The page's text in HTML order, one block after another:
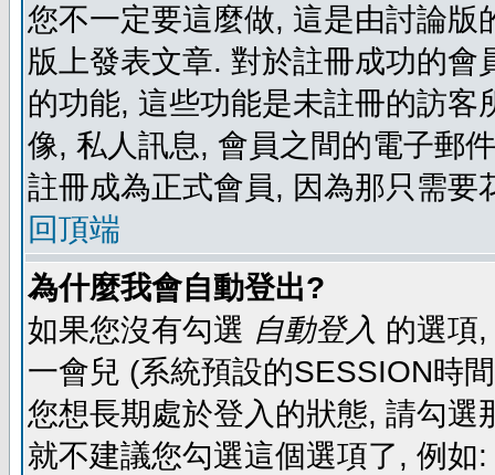
您不一定要這麼做, 這是由討論
版上發表文章. 對於註冊成功的
的功能, 這些功能是未註冊的訪
像, 私人訊息, 會員之間的電子郵
註冊成為正式會員, 因為那只需要
回頂端
為什麼我會自動登出?
如果您沒有勾選 自動登入 的選項
一會兒 (系統預設的SESSION時
您想長期處於登入的狀態, 請勾
就不建議您勾選這個選項了, 例